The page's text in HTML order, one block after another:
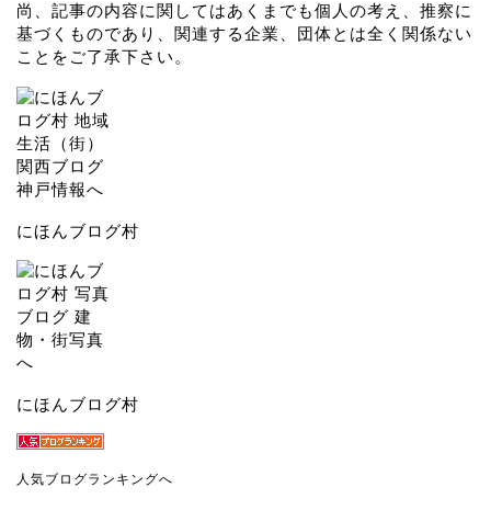
尚、記事の内容に関してはあくまでも個人の考え、推察に
基づくものであり、関連する企業、団体とは全く関係ない
ことをご了承下さい。
にほんブログ村
にほんブログ村
人気ブログランキングへ